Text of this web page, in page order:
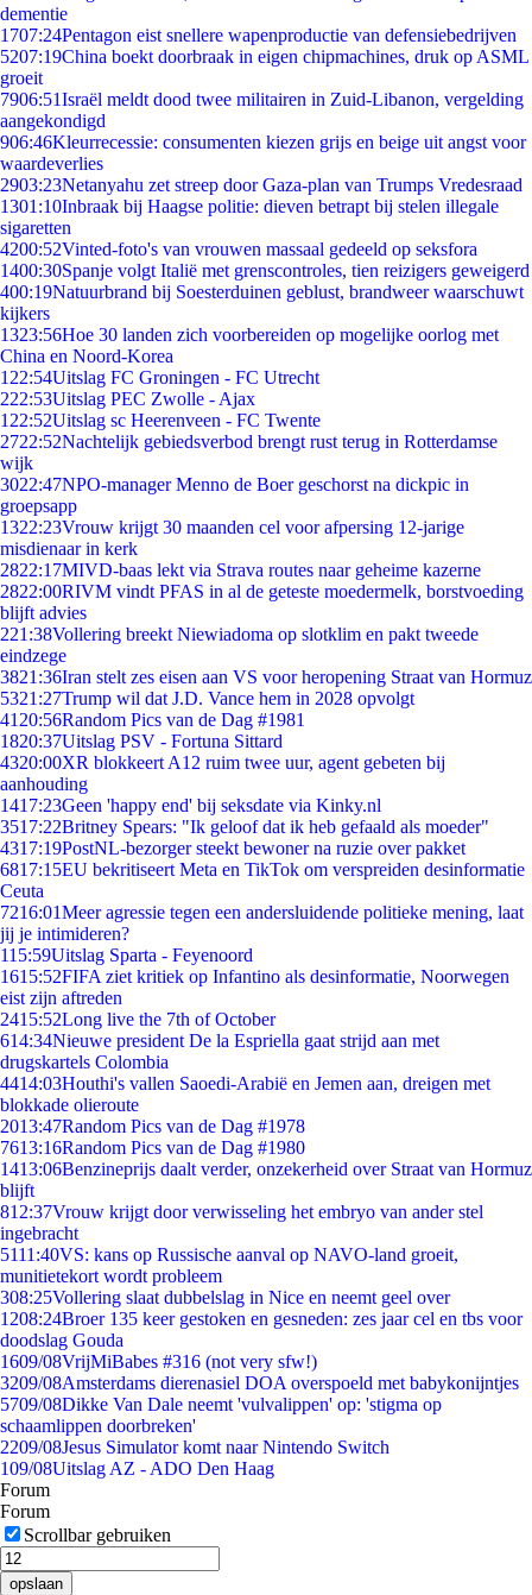
dementie
1707:24Pentagon eist snellere wapenproductie van defensiebedrijven
5207:19China boekt doorbraak in eigen chipmachines, druk op ASML
groeit
7906:51Israël meldt dood twee militairen in Zuid-Libanon, vergelding
aangekondigd
906:46Kleurrecessie: consumenten kiezen grijs en beige uit angst voor
waardeverlies
2903:23Netanyahu zet streep door Gaza-plan van Trumps Vredesraad
1301:10Inbraak bij Haagse politie: dieven betrapt bij stelen illegale
sigaretten
4200:52Vinted-foto's van vrouwen massaal gedeeld op seksfora
1400:30Spanje volgt Italië met grenscontroles, tien reizigers geweigerd
400:19Natuurbrand bij Soesterduinen geblust, brandweer waarschuwt
kijkers
1323:56Hoe 30 landen zich voorbereiden op mogelijke oorlog met
China en Noord-Korea
1 22:54Uitslag FC Groningen - FC Utrecht
222:53Uitslag PEC Zwolle - Ajax
1 22:52Uitslag sc Heerenveen - FC Twente
2722:52Nachtelijk gebiedsverbod brengt rust terug in Rotterdamse
wijk
3022:47NPO-manager Menno de Boer geschorst na dickpic in
groepsapp
1322:23Vrouw krijgt 30 maanden cel voor afpersing 12-jarige
misdienaar in kerk
2822:17MIVD-baas lekt via Strava routes naar geheime kazerne
2822:00RIVM vindt PFAS in al de geteste moedermelk, borstvoeding
blijft advies
221:38Vollering breekt Niewiadoma op slotklim en pakt tweede
eindzege
3821:36Iran stelt zes eisen aan VS voor heropening Straat van Hormuz
5321:27Trump wil dat J.D. Vance hem in 2028 opvolgt
41 20:56Random Pics van de Dag #1981
1820:37Uitslag PSV - Fortuna Sittard
4320:00XR blokkeert A12 ruim twee uur, agent gebeten bij
aanhouding
1417:23Geen 'happy end' bij seksdate via Kinky.nl
3517:22Britney Spears: "Ik geloof dat ik heb gefaald als moeder"
4317:19PostNL-bezorger steekt bewoner na ruzie over pakket
6817:15EU bekritiseert Meta en TikTok om verspreiden desinformatie
Ceuta
7216:01Meer agressie tegen een andersluidende politieke mening, laat
jij je intimideren?
115:59Uitslag Sparta - Feyenoord
1615:52FIFA ziet kritiek op Infantino als desinformatie, Noorwegen
eist zijn aftreden
2415:52Long live the 7th of October
614:34Nieuwe president De la Espriella gaat strijd aan met
drugskartels Colombia
4414:03Houthi's vallen Saoedi-Arabië en Jemen aan, dreigen met
blokkade olieroute
2013:47Random Pics van de Dag #1978
7613:16Random Pics van de Dag #1980
1413:06Benzineprijs daalt verder, onzekerheid over Straat van Hormuz
blijft
812:37Vrouw krijgt door verwisseling het embryo van ander stel
ingebracht
5111:40VS: kans op Russische aanval op NAVO-land groeit,
munitietekort wordt probleem
308:25Vollering slaat dubbelslag in Nice en neemt geel over
1208:24Broer 135 keer gestoken en gesneden: zes jaar cel en tbs voor
doodslag Gouda
1609/08VrijMiBabes #316 (not very sfw!)
3209/08Amsterdams dierenasiel DOA overspoeld met babykonijntjes
5709/08Dikke Van Dale neemt 'vulvalippen' op: 'stigma op
schaamlippen doorbreken'
2209/08Jesus Simulator komt naar Nintendo Switch
109/08Uitslag AZ - ADO Den Haag
Forum
Forum
Scrollbar gebruiken
opslaan